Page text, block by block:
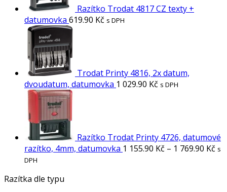
Razítko Trodat 4817 CZ texty +
datumovka 619.90 Kč s DPH
Trodat Printy 4816, 2x datum,
dvoudatum, datumovka 1 029.90 Kč s DPH
Razítko Trodat Printy 4726, datumové
razítko, 4mm, datumovka 1 155.90 Kč – 1 769.90 Kč s
DPH
Razítka dle typu